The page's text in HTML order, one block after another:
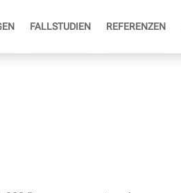
FALLSTUDIEN REFERENZEN